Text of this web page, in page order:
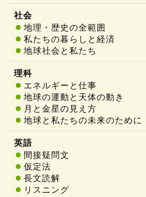
地理・歴史の全範囲
私たちの暮らしと経済
地球社会と私たち
エネルギーと仕事
地球の運動と天体の動き
月と金星の見え方
地球と私たちの未来のために
間接疑問文
仮定法
長文読解
リスニング